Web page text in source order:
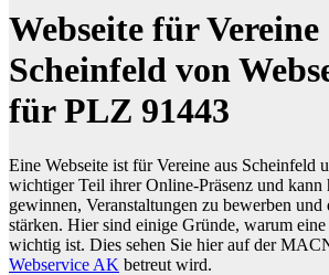
Webseite für Vereine
Scheinfeld von
für PLZ 91443
Eine Webseite ist für Vereine aus Scheinfeld
wichtiger Teil ihrer Online-Präsenz und
gewinnen, Veranstaltungen zu bewerben und
stärken. Hier sind einige Gründe, warum
wichtig ist. Dies sehen Sie hier auf der
Webservice AK betreut wird.